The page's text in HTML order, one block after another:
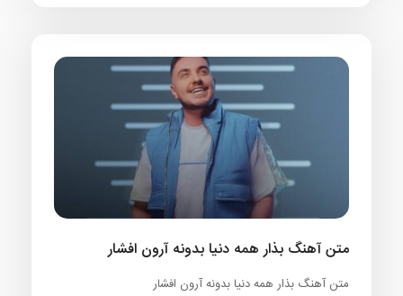
متن آهنگ بذار همه دنیا بدونه آرون افشار
متن آهنگ بذار همه دنیا بدونه آرون افشار